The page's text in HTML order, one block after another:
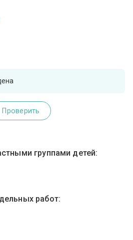
Проверить
группами детей:
работ: